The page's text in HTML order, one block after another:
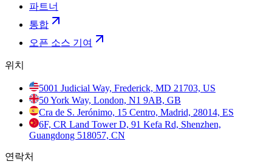
파트너
통합
오픈 소스 기여
위치
5001 Judicial Way, Frederick, MD 21703, US
50 York Way, London, N1 9AB, GB
Cra de S. Jerónimo, 15 Centro, Madrid, 28014, ES
6F, CR Land Tower D, 91 Kefa Rd, Shenzhen,
Guangdong 518057, CN
연락처